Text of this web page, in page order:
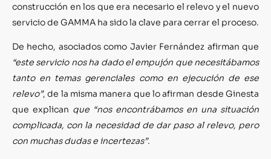
construcción en los que era necesario el relevo y el nuevo
servicio de GAMMA ha sido la clave para cerrar el proceso.
De hecho, asociados como Javier Fernández afirman que
“este servicio nos ha dado el empujón que necesitábamos
tanto en temas gerenciales como en ejecución de ese
relevo”, de la misma manera que lo afirman desde Ginesta
que explican que “nos encontrábamos en una situación
complicada, con la necesidad de dar paso al relevo, pero
con muchas dudas e incertezas”.